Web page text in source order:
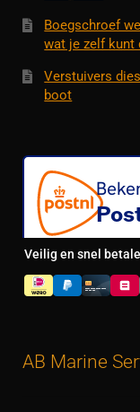
Boegschroef
wat je zelf kunt
Verstuivers
boot
Veilig en snel
AB Marine